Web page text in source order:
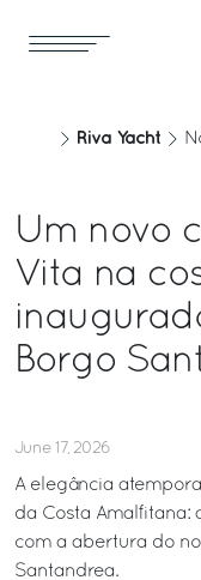
Riva Yacht
Um novo
Vita na
Borgo
June 17, 2026
A elegância
da Costa Amalfitana:
com a abertura do
Santandrea.